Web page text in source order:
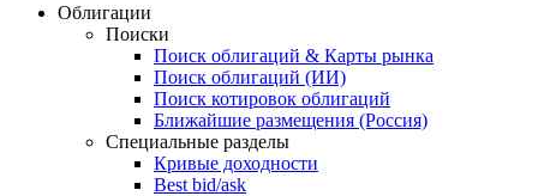
Облигации
Поиски
Поиск облигаций & Карты рынка
Поиск облигаций (ИИ)
Поиск котировок облигаций
Ближайшие размещения (Россия)
Специальные разделы
Кривые доходности
Best bid/ask